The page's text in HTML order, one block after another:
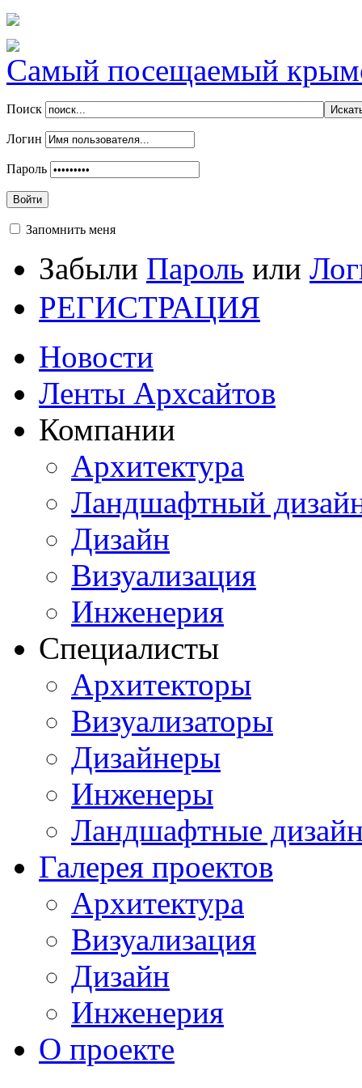
Самый посещаемый
Поиск
Логин
Пароль
Войти
Запомнить меня
Забыли Пароль или
РЕГИСТРАЦИЯ
Новости
Ленты Архсайтов
Компании
Архитектура
Ландшафтный
Дизайн
Визуализация
Инженерия
Специалисты
Архитекторы
Визуализаторы
Дизайнеры
Инженеры
Ландшафтные
Галерея проектов
Архитектура
Визуализация
Дизайн
Инженерия
О проекте